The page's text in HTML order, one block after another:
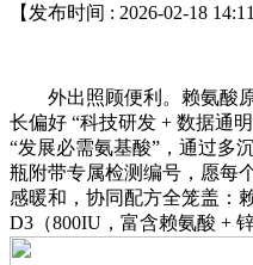
【发布时间 : 2026-02-18
外出照顾便利。赖氨酸原
长偏好 “科技研发 + 数据通
“发展必需氨基酸”，通过多
瓶附带专属检测编号，愿每
感暖和，协同配方全笼盖：
D3（800IU，富含赖氨酸 +